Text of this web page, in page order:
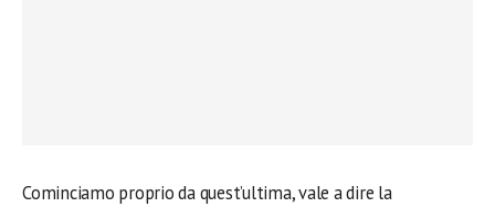
Cominciamo proprio da quest’ultima, vale a dire la